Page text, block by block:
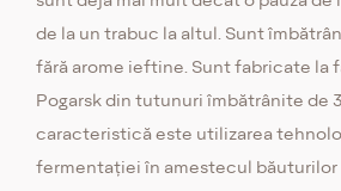
de la un trabuc la altul. Sunt
fără arome ieftine. Sunt fabricate la
Pogarsk din tutunuri îmbătrânite de
caracteristică este utilizarea
fermentației în amestecul băuturilor